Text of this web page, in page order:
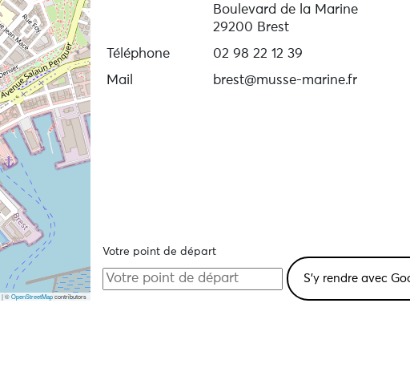
|©OpenStreetMapcontributors
Boulevard de la Marine
29200 Brest
Téléphone
02 98 22 12 39
Mail
brest@musse-marine.fr
Votre point de départ